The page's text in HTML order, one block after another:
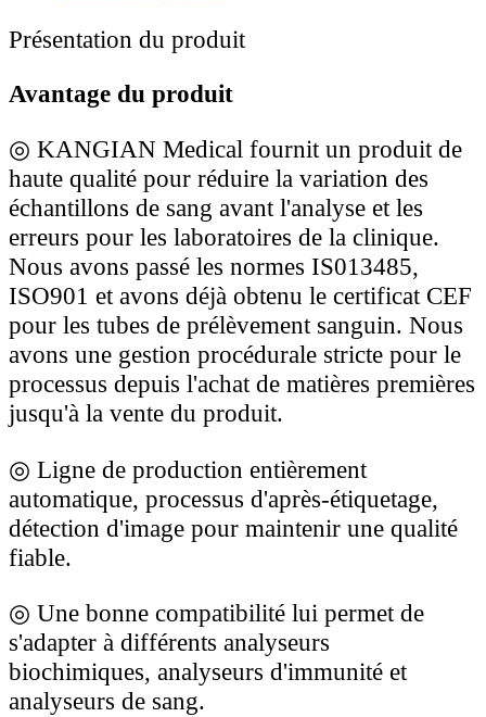
Présentation du produit
Avantage du produit
◎ KANGIAN Medical fournit un produit de
haute qualité pour réduire la variation des
échantillons de sang avant l'analyse et les
erreurs pour les laboratoires de la clinique.
Nous avons passé les normes IS013485,
ISO901 et avons déjà obtenu le certificat CEF
pour les tubes de prélèvement sanguin. Nous
avons une gestion procédurale stricte pour le
processus depuis l'achat de matières premières
jusqu'à la vente du produit.
◎ Ligne de production entièrement
automatique, processus d'après-étiquetage,
détection d'image pour maintenir une qualité
fiable.
◎ Une bonne compatibilité lui permet de
s'adapter à différents analyseurs
biochimiques, analyseurs d'immunité et
analyseurs de sang.